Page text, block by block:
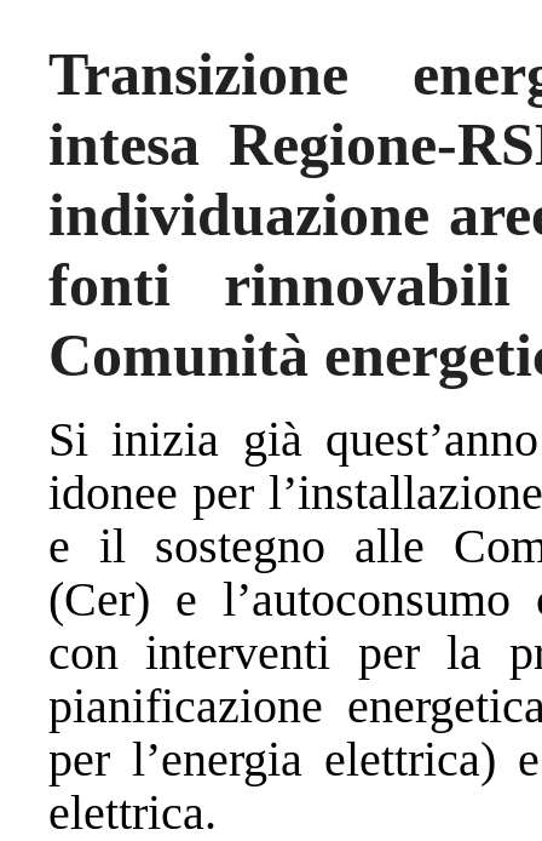
Transizione
intesa Regione-
individuazione
fonti
Comunità
Si inizia già
idonee per
e il sostegno alle
(Cer) e
con interventi per la
pianificazione
per l’energia elettrica)
elettrica.